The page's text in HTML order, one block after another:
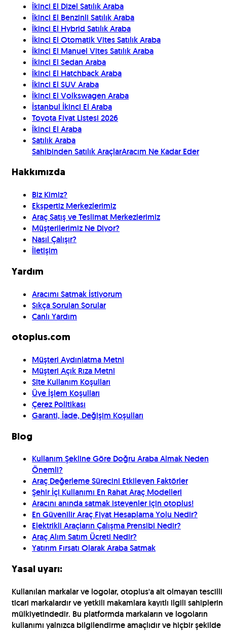
İkinci El Dizel Satılık Araba
İkinci El Benzinli Satılık Araba
İkinci El Hybrid Satılık Araba
İkinci El Otomatik Vites Satılık Araba
İkinci El Manuel Vites Satılık Araba
İkinci El Sedan Araba
İkinci El Hatchback Araba
İkinci El SUV Araba
İkinci El Volkswagen Araba
İstanbul İkinci El Araba
Toyota Fiyat Listesi 2026
İkinci El Araba
Satılık Araba
Sahibinden Satılık AraçlarAracım Ne Kadar Eder
Hakkımızda
Biz Kimiz?
Ekspertiz Merkezlerimiz
Araç Satış ve Teslimat Merkezlerimiz
Müşterilerimiz Ne Diyor?
Nasıl Çalışır?
İletişim
Yardım
Aracımı Satmak İstiyorum
Sıkça Sorulan Sorular
Canlı Yardım
otoplus.com
Müşteri Aydınlatma Metni
Müşteri Açık Rıza Metni
Site Kullanım Koşulları
Üye İşlem Koşulları
Çerez Politikası
Garanti, İade, Değişim Koşulları
Blog
Kullanım Şekline Göre Doğru Araba Almak Neden
Önemli?
Araç Değerleme Sürecini Etkileyen Faktörler
Şehir İçi Kullanımı En Rahat Araç Modelleri
Aracını anında satmak isteyenler için otoplus!
En Güvenilir Araç Fiyat Hesaplama Yolu Nedir?
Elektrikli Araçların Çalışma Prensibi Nedir?
Araç Alım Satım Ücreti Nedir?
Yatırım Fırsatı Olarak Araba Satmak
Yasal uyarı:
Kullanılan markalar ve logolar, otoplus'a ait olmayan tescilli
ticari markalardır ve yetkili makamlara kayıtlı ilgili sahiplerin
mülkiyetindedir. Bu platformda markaların ve logoların
kullanımı yalnızca bilgilendirme amaçlıdır ve hiçbir şekilde